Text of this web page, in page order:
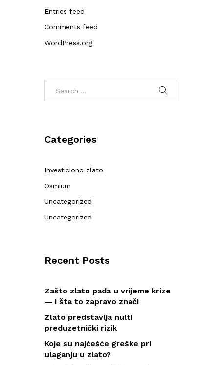
Entries feed
Comments feed
WordPress.org
Categories
Investiciono zlato
Osmium
Uncategorized
Uncategorized
Recent Posts
Zašto zlato pada u vrijeme krize
— i šta to zapravo znači
Zlato predstavlja nulti
preduzetnički rizik
Koje su najčešće greške pri
ulaganju u zlato?